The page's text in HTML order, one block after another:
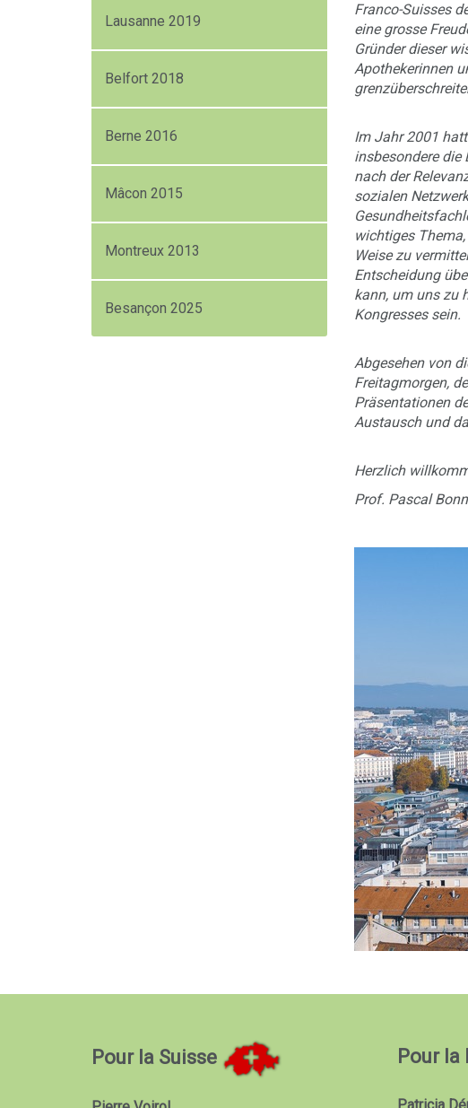
Lausanne 2019
Belfort 2018
Berne 2016
Mâcon 2015
Montreux 2013
Besançon 2025
Franco-Suisses
eine grosse
Gründer dieser
Apothekerinnen
Im Jahr 2001
insbesondere die
nach der
sozialen
wichtiges
Weise zu
Entscheidung
kann, um uns zu
Kongresses sein.
Abgesehen von
Freitagmorgen,
Präsentationen
Austausch und
Herzlich
Prof. Pascal
Pour la Suisse Pour